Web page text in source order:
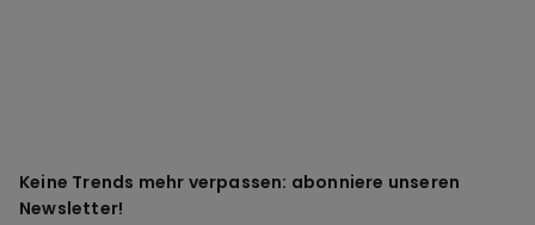
Keine Trends mehr verpassen: abonniere unseren
Newsletter!